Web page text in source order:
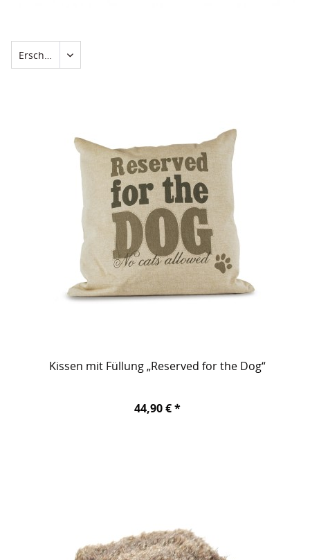
Erscheinungsdatum
Kissen mit Füllung „Reserved for the Dog“
44,90 € *